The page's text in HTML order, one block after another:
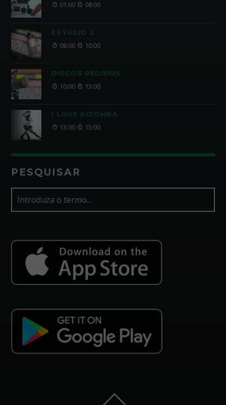
01:00 08:00
ESTÚDIO 2
08:00 10:00
DISCOS PEDIDOS
10:00 13:00
I LOVE KIZOMBA
13:00 15:00
PESQUISAR